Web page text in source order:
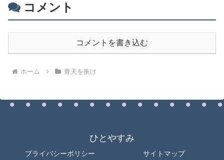
コメント
コメントを書き込む
ホーム 青天を衝け
ひとやすみ
プライバシーポリシー
サイトマップ